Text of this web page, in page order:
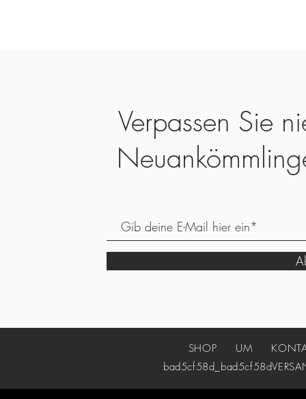
Verpassen Sie
SHOP UM
bad5cf58d_bad5cf58d